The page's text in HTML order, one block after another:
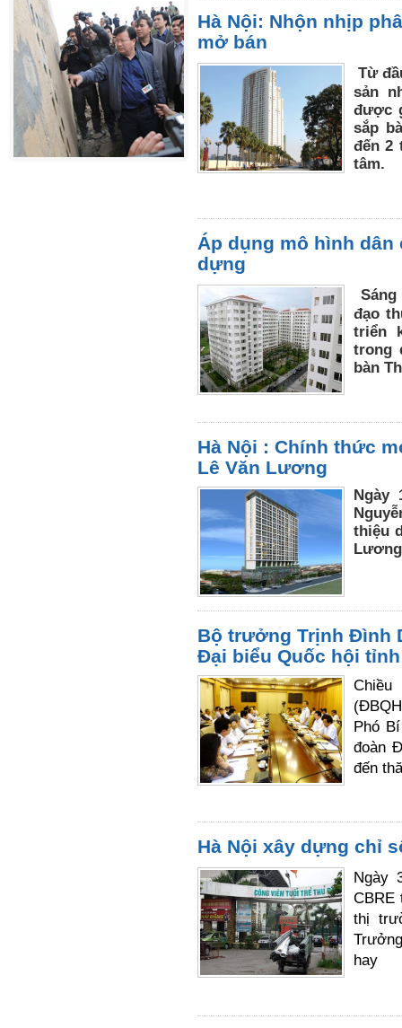
Hà Nội: Nhộn nhịp
mở bán
Từ
sản
được
sắp
đến 2
tâm.
Áp dụng mô hình
dựng
đạo
triển
trong
bàn
Hà Nội : Chính thức
Lê Văn Lương
Ngày
thiệu
Bộ trưởng Trịnh Đình
Đại biểu Quốc hội
Chiều
Phó
đoàn
đến
Hà Nội xây dựng chỉ
Ngày
CBRE
thị
hay